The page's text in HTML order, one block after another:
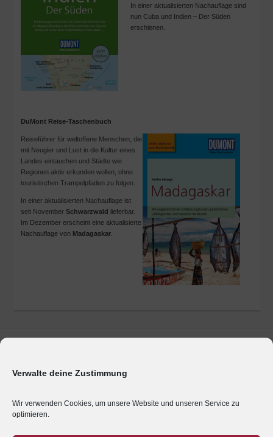
Verwalte deine Zustimmung
Wir verwenden Cookies, um unsere Website und unseren Service zu
optimieren.
In einer aktualisierten Nachauflage sind
nun Cuba und Indien – Der Süden
erschienen.
DuMont Reise-Taschenbuch
Reiseführer für weltoffene Menschen, die
mit Neugier und Lust in die Kultur eines
Landes eintauchen und Städte wie
Regionen aktiv erkunden wollen, ohne
touristischen Trampelpfaden zu folgen.
In einer aktualisierten Nachauflage ist
seit November Schwarzwald lieferbar.
Im Dezember erscheint eine aktualisierte
Nachauflage von Madagaskar.
Presse